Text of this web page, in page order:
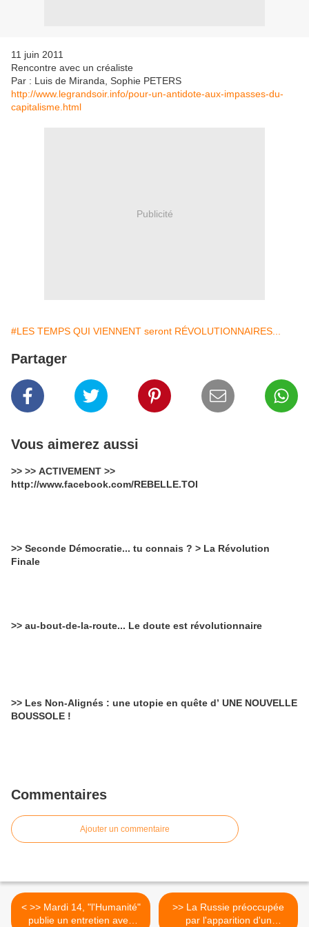
11 juin 2011
Rencontre avec un créaliste
Par : Luis de Miranda, Sophie PETERS
http://www.legrandsoir.info/pour-un-antidote-aux-impasses-du-
capitalisme.html
Publicité
#LES TEMPS QUI VIENNENT seront RÉVOLUTIONNAIRES...
Partager
Vous aimerez aussi
>> >> ACTIVEMENT >>
http://www.facebook.com/REBELLE.TOI
>> Seconde Démocratie... tu connais ? > La Révolution
Finale
>> au-bout-de-la-route... Le doute est révolutionnaire
>> Les Non-Alignés : une utopie en quête d’ UNE NOUVELLE
BOUSSOLE !
Commentaires
Ajouter un commentaire
< >> Mardi 14, "l'Humanité"
publie un entretien avec
>> La Russie préoccupée
par l'apparition d'un